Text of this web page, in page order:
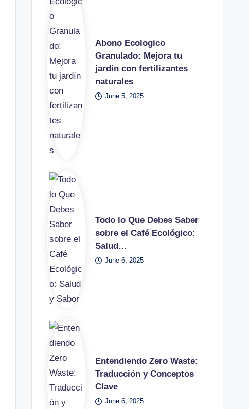
Abono Ecologico
Granulado: Mejora tu
jardín con fertilizantes
naturales
June 5, 2025
Todo lo Que Debes Saber
sobre el Café Ecológico:
Salud…
June 6, 2025
Entendiendo Zero Waste:
Traducción y Conceptos
Clave
June 6, 2025